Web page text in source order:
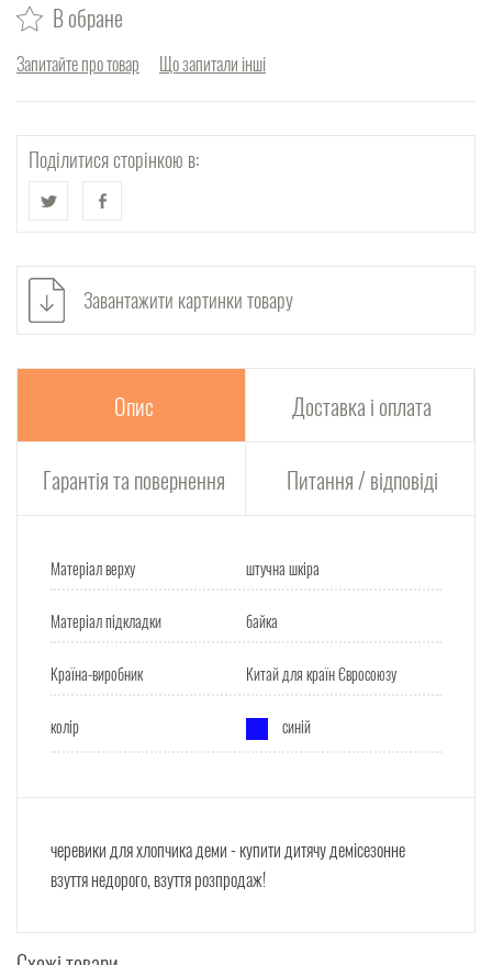
В обране
Запитайте про товар Що запитали інші
Поділитися сторінкою в:
Завантажити картинки товару
Опис Доставка і оплата
Гарантія та повернення Питання / відповіді
Матеріал верху штучна шкіра
Матеріал підкладки байка
Країна-виробник Китай для країн Євросоюзу
колір синій
черевики для хлопчика деми - купити дитячу демісезонне
взуття недорого, взуття розпродаж!